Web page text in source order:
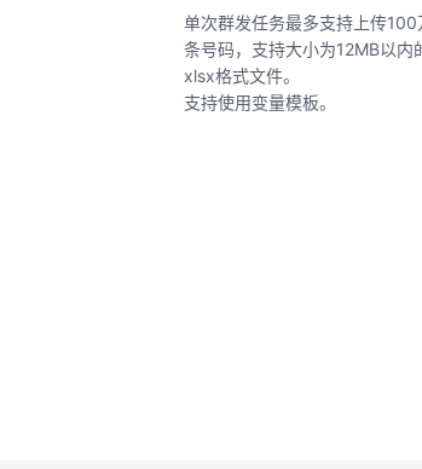
单次群发任务最多支持上传100
条号码，支持大小为12MB以内
xlsx格式文件。
支持使用变量模板。